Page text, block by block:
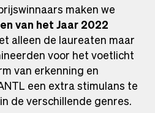
maken we
van het Jaar 2022
alleen de laureaten maar
voor het voetlicht
van erkenning en
een extra stimulans te
de verschillende genres.